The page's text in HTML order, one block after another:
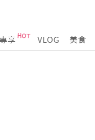
享 VLOG 美食